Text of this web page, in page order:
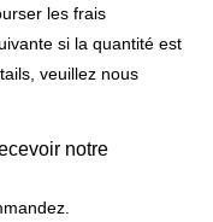
les frais
si la quantité est
veuillez nous
notre